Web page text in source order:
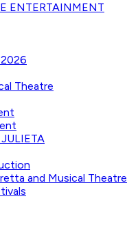
ENTERTAINMENT
Theatre
and Musical Theatre